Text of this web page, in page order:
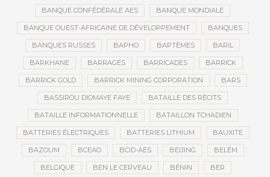
BANQUE CONFÉDÉRALE AES BANQUE MONDIALE
BANQUE OUEST-AFRICAINE DE DÉVELOPPEMENT BANQUES
BANQUES RUSSES BAPHO BAPTÊMES BARIL
BARKHANE BARRAGES BARRICADES BARRICK
BARRICK GOLD BARRICK MINING CORPORATION BARS
BASSIROU DIOMAYE FAYE BATAILLE DES RÉCITS
BATAILLE INFORMATIONNELLE BATAILLON TCHADIEN
BATTERIES ÉLECTRIQUES BATTERIES LITHIUM BAUXITE
BAZOUM BCEAO BCID-AES BEIJING BELÉM
BELGIQUE BEN LE CERVEAU BÉNIN BER